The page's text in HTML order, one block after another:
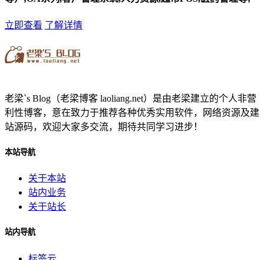
立即查看 了解详情
老梁`s Blog（老梁博客 laoliang.net）是由老梁建立的个人非营
利性博客，意在致力于推荐各种优秀实用软件，网络资源及建
站源码，欢迎大家多交流，期待共同学习进步！
本站导航
关于本站
站内业务
关于站长
站内导航